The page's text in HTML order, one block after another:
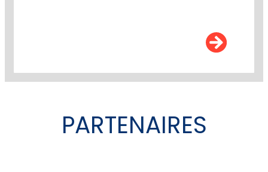
PARTENAIRES